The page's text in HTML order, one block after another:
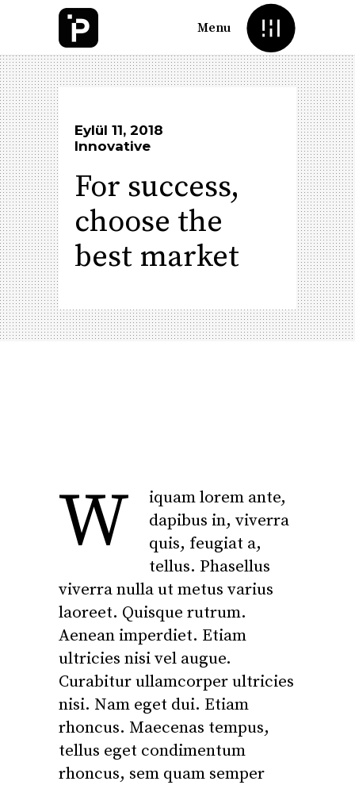
Menu
Eylül 11, 2018
Innovative
For success,
choose the
best market
W
iquam lorem ante,
dapibus in, viverra
quis, feugiat a,
tellus. Phasellus
viverra nulla ut metus varius
laoreet. Quisque rutrum.
Aenean imperdiet. Etiam
ultricies nisi vel augue.
Curabitur ullamcorper ultricies
nisi. Nam eget dui. Etiam
rhoncus. Maecenas tempus,
tellus eget condimentum
rhoncus, sem quam semper